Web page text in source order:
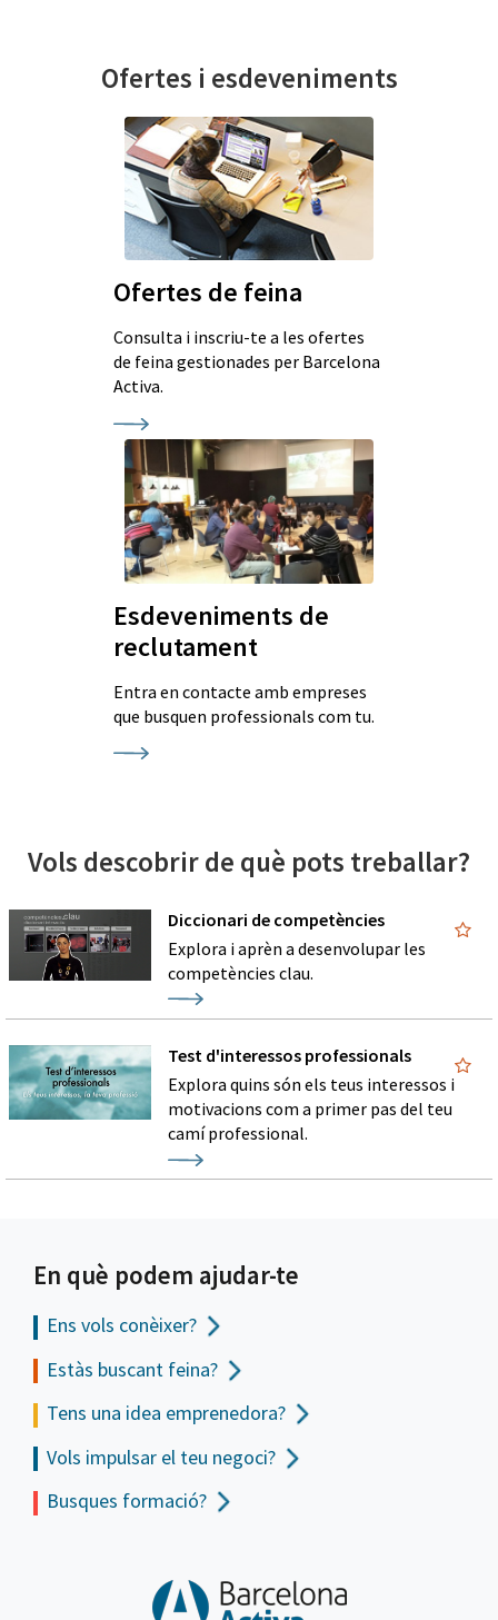
Ofertes i esdeveniments
Ofertes de feina
Consulta i inscriu-te a les ofertes
de feina gestionades per Barcelona
Activa.
Esdeveniments de
reclutament
Entra en contacte amb empreses
que busquen professionals com tu.
Vols descobrir de què pots treballar?
Diccionari de competències
Explora i aprèn a desenvolupar les
competències clau.
Test d'interessos professionals
Explora quins són els teus interessos i
motivacions com a primer pas del teu
camí professional.
En què podem ajudar-te
Ens vols conèixer?
Estàs buscant feina?
Tens una idea emprenedora?
Vols impulsar el teu negoci?
Busques formació?